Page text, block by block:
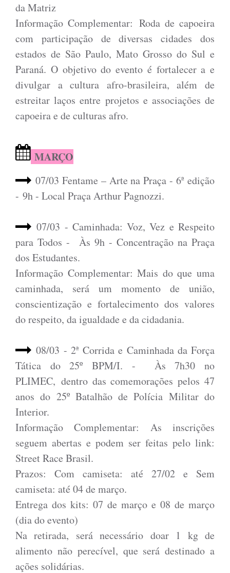
da Matriz
Informação Complementar: Roda de capoeira
com participação de diversas cidades dos
estados de São Paulo, Mato Grosso do Sul e
Paraná. O objetivo do evento é fortalecer a e
divulgar a cultura afro-brasileira, além de
estreitar laços entre projetos e associações de
capoeira e de culturas afro.
MARÇO
07/03 Fentame – Arte na Praça - 6ª edição
- 9h - Local Praça Arthur Pagnozzi.
07/03 - Caminhada: Voz, Vez e Respeito
para Todos - Às 9h - Concentração na Praça
dos Estudantes.
Informação Complementar: Mais do que uma
caminhada, será um momento de união,
conscientização e fortalecimento dos valores
do respeito, da igualdade e da cidadania.
08/03 - 2ª Corrida e Caminhada da Força
Tática do 25º BPM/I. - Às 7h30 no
PLIMEC, dentro das comemorações pelos 47
anos do 25º Batalhão de Polícia Militar do
Interior.
Informação Complementar: As inscrições
seguem abertas e podem ser feitas pelo link:
Street Race Brasil.
Prazos: Com camiseta: até 27/02 e Sem
camiseta: até 04 de março.
Entrega dos kits: 07 de março e 08 de março
(dia do evento)
Na retirada, será necessário doar 1 kg de
alimento não perecível, que será destinado a
ações solidárias.